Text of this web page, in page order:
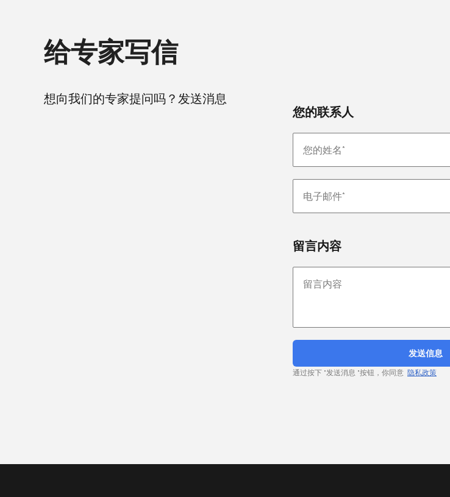
给专家写信
想向我们的专家提问吗？发送消息
您的联系人
留言内容
发送信息
通过按下 "发送消息 "按钮，你同意 隐私政策